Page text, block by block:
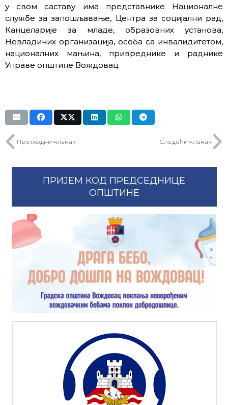
у свом саставу има представнике Националне
службе за запошљавање, Центра за социјални рад,
Канцеларије за младе, образовних установа,
Невладиних организација, особа са инвалидитетом,
националних мањина, привреднике и раднике
Управе општине Вождовац.
Претходни чланак Следећи чланак
ПРИЈЕМ КОД ПРЕДСЕДНИЦЕ
ОПШТИНЕ